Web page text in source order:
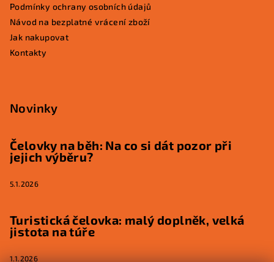
Podmínky ochrany osobních údajů
Návod na bezplatné vrácení zboží
Jak nakupovat
Kontakty
Novinky
Čelovky na běh: Na co si dát pozor při
jejich výběru?
5.1.2026
Turistická čelovka: malý doplněk, velká
jistota na túře
1.1.2026